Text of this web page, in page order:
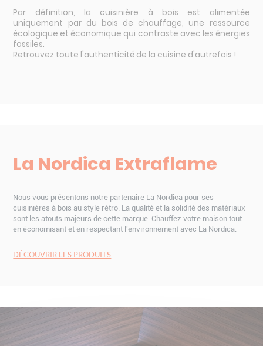
Par définition, la cuisinière à bois est alimentée
uniquement par du bois de chauffage, une ressource
écologique et économique qui contraste avec les énergies
fossiles.
Retrouvez toute l'authenticité de la cuisine d'autrefois !
La Nordica Extraflame
Nous vous présentons notre partenaire La Nordica pour ses
cuisinières à bois au style rétro. La qualité et la solidité des matériaux
sont les atouts majeurs de cette marque. Chauffez votre maison tout
en économisant et en respectant l'environnement avec La Nordica.
DÉCOUVRIR LES PRODUITS